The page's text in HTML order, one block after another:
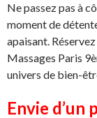
Ne passez pas à
moment de
apaisant.
Massages Paris
univers de bien-
Envie d’un